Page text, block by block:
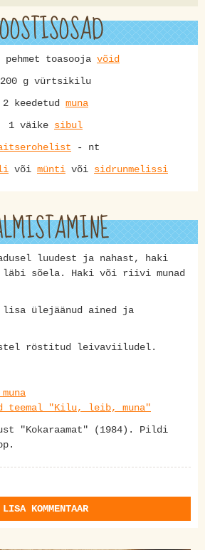
pehmet toasooja võid
200 g vürtsikilu
2 keedetud muna
1 väike sibul
- nt
või münti või sidrunmelissi
luudest ja nahast, haki
läbi sõela. Haki või riivi munad
lisa ülejäänud ained ja
röstitud leivaviiludel.
teemal "Kilu, leib, muna"
"Kokaraamat" (1984). Pildi
LISA KOMMENTAAR